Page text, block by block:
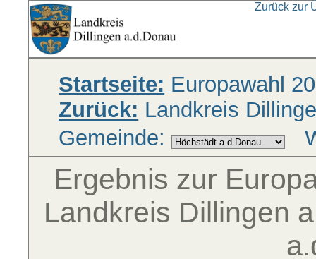
Zurück zur
Startseite: Europawahl
Zurück: Landkreis
Gemeinde:
Ergebnis zur
Landkreis Dillingen